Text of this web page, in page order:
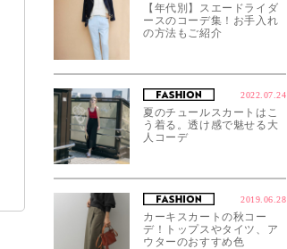
【年代別】スエードライダ
ースのコーデ集！お手入れ
の方法もご紹介
2022.07.24
夏のチュールスカートはこ
う着る。透け感で魅せる大
人コーデ
2019.06.28
カーキスカートの秋コー
デ！トップスやタイツ、ア
ウターのおすすめ色